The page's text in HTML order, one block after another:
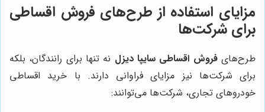
مزایای استفاده از طرح‌های فروش اقساطی
برای شرکت‌ها
طرح‌هایفروش اقساطی سایپا دیزل نه تنها برای رانندگان، بلکه
برای شرکت‌ها نیز مزایای فراوانی دارند. با خرید اقساطی
خودروهای تجاری، شرکت‌ها می‌توانند: